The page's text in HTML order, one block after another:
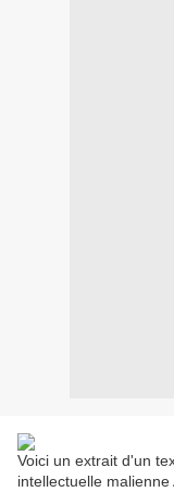
Voici un extrait d'un
intellectuelle